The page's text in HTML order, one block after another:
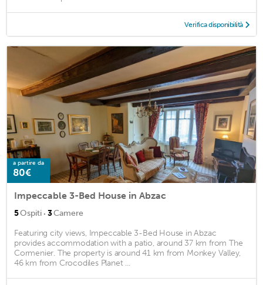
Verifica disponibilità
a partire da
80€
Impeccable 3-Bed House in Abzac
5Ospiti · 3Camere
Featuring city views, Impeccable 3-Bed House in Abzac
provides accommodation with a patio, around 37 km from The
Cormenier. The property is around 41 km from Monkey Valley,
46 km from Crocodiles Planet ...